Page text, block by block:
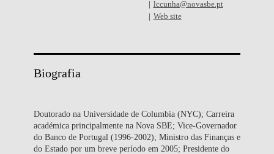
lccunha@novasbe.pt
Web site
Biografia
Doutorado na Universidade de Columbia (NYC); Carreira
académica principalmente na Nova SBE; Vice-Governador
do Banco de Portugal (1996-2002); Ministro das Finanças e
do Estado por um breve período em 2005; Presidente do